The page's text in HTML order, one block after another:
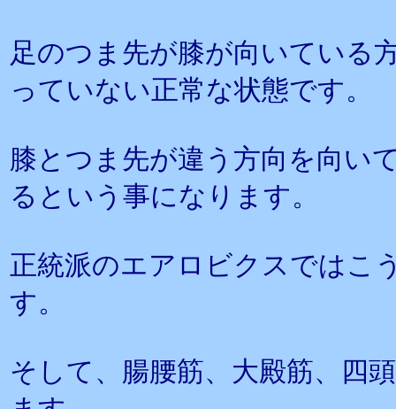
足のつま先が膝が向いている
っていない正常な状態です。
膝とつま先が違う方向を向い
るという事になります。
正統派のエアロビクスではこ
す。
そして、腸腰筋、大殿筋、四